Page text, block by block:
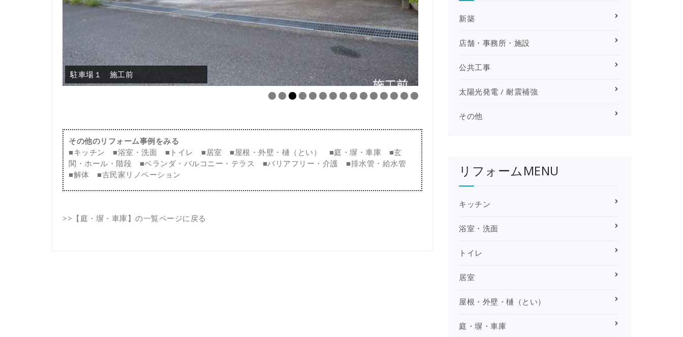
駐車場１ 施工前
駐車場１ 施工後
その他のリフォーム事例をみる
■キッチン ■浴室・洗面 ■ トイレ ■ 居室 ■ 屋根・外壁・樋（とい） ■庭・塀・車庫 ■玄
関・ホール・階段 ■ベランダ・バルコニー・テラス ■バリアフリー・介護 ■排水管・給水管
■解体 ■古民家リノベーション
>> 【庭・塀・車庫】の一覧ページに戻る
新築
店舗・事務所・施設
公共工事
太陽光発電 / 耐震補強
その他
リフォームMENU
キッチン
浴室・洗面
トイレ
居室
屋根・外壁・樋（とい）
庭・塀・車庫